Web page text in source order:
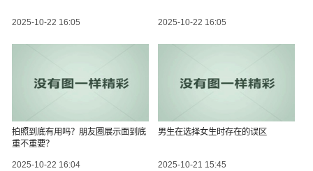
2025-10-22 16:05 2025-10-22 16:05
拍照到底有用吗？朋友圈展示面到底
重不重要？
2025-10-22 16:04
男生在选择女生时存在的误区
2025-10-21 15:45